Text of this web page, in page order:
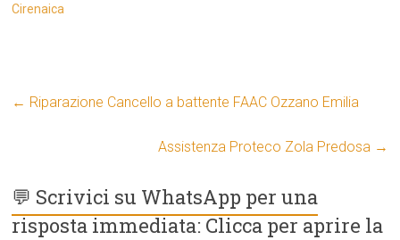
Cirenaica
← Riparazione Cancello a battente FAAC Ozzano Emilia
Assistenza Proteco Zola Predosa →
💬 Scrivici su WhatsApp per una
risposta immediata: Clicca per aprire la